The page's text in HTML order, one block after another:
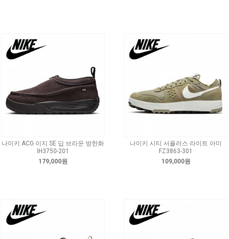
나이키 ACG 이지 SE 딥 브라운 방한화
IH3750-201
179,000원
나이키 시티 서플러스 라이트 아미
FZ3863-301
109,000원